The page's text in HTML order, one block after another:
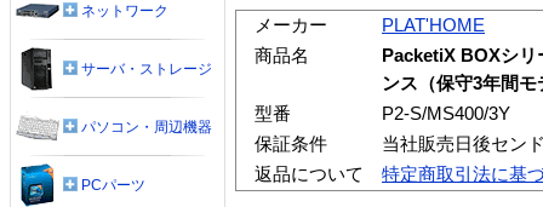
メーカー
PLAT'HOME
商品名
PacketiX BOXシ
ンス（保守3年間モ
型番
P2-S/MS400/3Y
保証条件
当社販売日後セン
返品について
特定商取引法に基
ネットワーク
サーバ・ストレージ
パソコン・周辺機器
PCパーツ